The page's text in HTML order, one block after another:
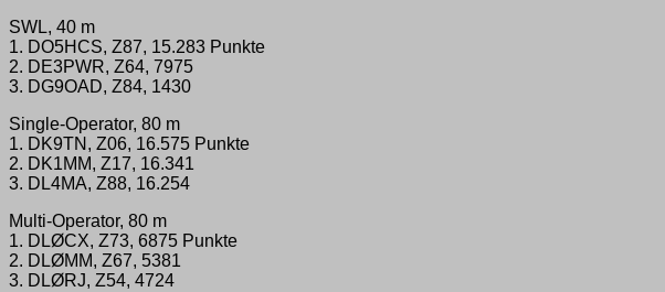
SWL, 40 m
1. DO5HCS, Z87, 15.283 Punkte
2. DE3PWR, Z64, 7975
3. DG9OAD, Z84, 1430
Single-Operator, 80 m
1. DK9TN, Z06, 16.575 Punkte
2. DK1MM, Z17, 16.341
3. DL4MA, Z88, 16.254
Multi-Operator, 80 m
1. DLØCX, Z73, 6875 Punkte
2. DLØMM, Z67, 5381
3. DLØRJ, Z54, 4724